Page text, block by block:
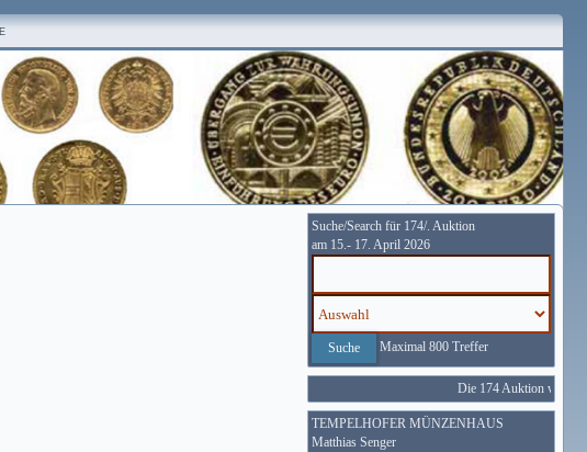
Suche/Search für 174/. Auktion
am 15.- 17. April 2026
Maximal 800 Treffer
Die 174 Auktion wird
TEMPELHOFER MÜNZENHAUS
Matthias Senger